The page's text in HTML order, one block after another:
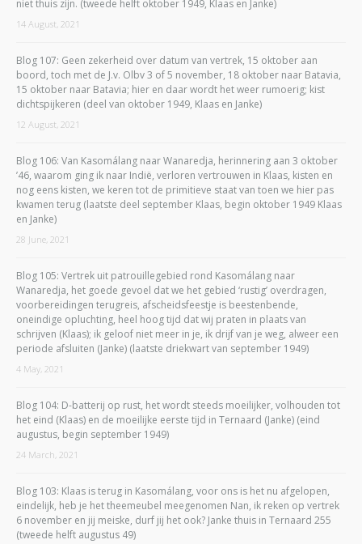
niet thuis zijn. (tweede helft oktober 1949, Klaas en Janke)
14 August, 2021
Blog 107: Geen zekerheid over datum van vertrek, 15 oktober aan
boord, toch met de J.v. Olbv 3 of 5 november, 18 oktober naar Batavia,
15 oktober naar Batavia; hier en daar wordt het weer rumoerig; kist
dichtspijkeren (deel van oktober 1949, Klaas en Janke)
12 August, 2021
Blog 106: Van Kasomálang naar Wanaredja, herinnering aan 3 oktober
’46, waarom ging ik naar Indië, verloren vertrouwen in Klaas, kisten en
nog eens kisten, we keren tot de primitieve staat van toen we hier pas
kwamen terug (laatste deel september Klaas, begin oktober 1949 Klaas
en Janke)
28 June, 2021
Blog 105: Vertrek uit patrouillegebied rond Kasomálang naar
Wanaredja, het goede gevoel dat we het gebied ‘rustig’ overdragen,
voorbereidingen terugreis, afscheidsfeestje is beestenbende,
oneindige opluchting, heel hoog tijd dat wij praten in plaats van
schrijven (Klaas); ik geloof niet meer in je, ik drijf van je weg, alweer een
periode afsluiten (Janke) (laatste driekwart van september 1949)
4 May, 2021
Blog 104: D-batterij op rust, het wordt steeds moeilijker, volhouden tot
het eind (Klaas) en de moeilijke eerste tijd in Ternaard (Janke) (eind
augustus, begin september 1949)
24 March, 2021
Blog 103: Klaas is terug in Kasomálang, voor ons is het nu afgelopen,
eindelijk, heb je het theemeubel meegenomen Nan, ik reken op vertrek
6 november en jij meiske, durf jij het ook? Janke thuis in Ternaard 255
(tweede helft augustus 49)